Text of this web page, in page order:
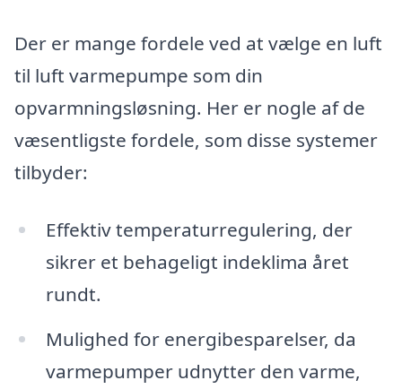
Der er mange fordele ved at vælge en luft
til luft varmepumpe som din
opvarmningsløsning. Her er nogle af de
væsentligste fordele, som disse systemer
tilbyder:
Effektiv temperaturregulering, der
sikrer et behageligt indeklima året
rundt.
Mulighed for energibesparelser, da
varmepumper udnytter den varme,